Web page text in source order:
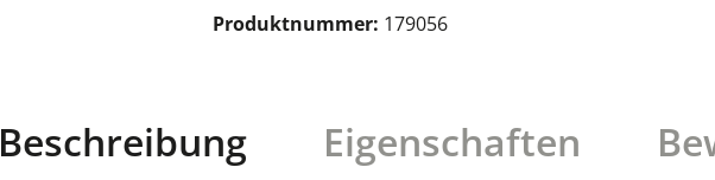
Produktnummer: 179056
Beschreibung Eigenschaften